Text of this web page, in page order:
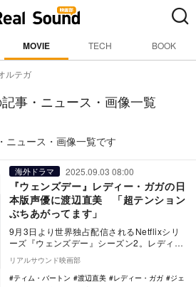
MOVIE TECH BOOK
ルテガ
事・ニュース・画像一覧
ニュース・画像一覧です
海外ドラマ 2025.09.03 08:00
『ウェンズデー』レディー・ガガの日
本版声優に渡辺直美 「超テンション
ぶちあがってます」
9月3日より世界独占配信されるNetflixシリ
ーズ『ウェンズデー』シーズン2。レディ
ー・ガガ演じるロザリン・ロットウッドの
日本…
リアルサウンド映画部
ティム・バートン
渡辺直美 レディー・ガガ
ジェ